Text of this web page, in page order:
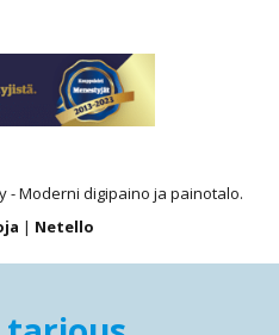
- Moderni digipaino ja painotalo.
| Netello